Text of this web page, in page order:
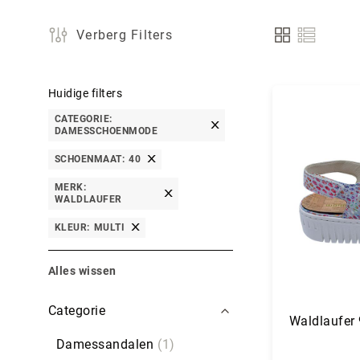
Tonen
Waldlaufer
Huidige filters
CATEGORIE
DAMESSCHOENMODE
SCHOENMAAT 40
MERK
WALDLAUFER
KLEUR MULTI
Alles wissen
Categorie
Damessandalen 1
Verberg Filters